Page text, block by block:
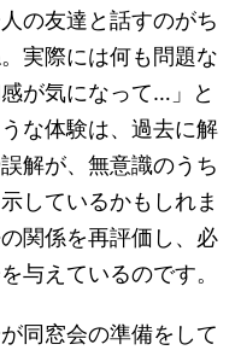
の友達と話すのがち
実際には何も問題な
が気になって…」と
な体験は、過去に解
解が、無意識のうち
しているかもしれま
関係を再評価し、必
与えているのです。
同窓会の準備をして